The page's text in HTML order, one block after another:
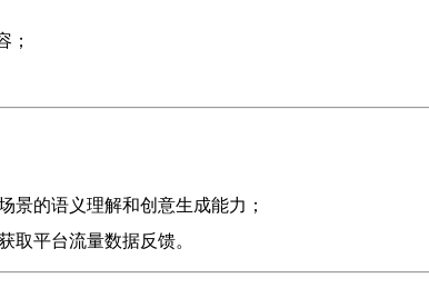
；
景的语义理解和创意生成能力；
平台流量数据反馈。